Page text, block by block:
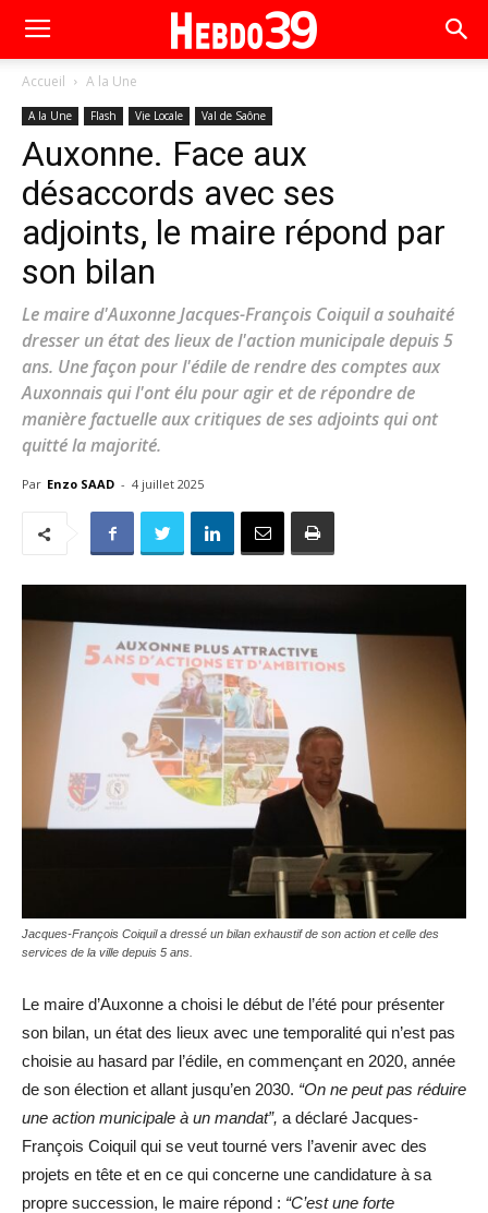
Accueil A la Une
A la Une Flash Vie Locale Val de Saône
Auxonne. Face aux
désaccords avec ses
adjoints, le maire répond par
son bilan
Le maire d'Auxonne Jacques-François Coiquil a souhaité
dresser un état des lieux de l'action municipale depuis 5
ans. Une façon pour l'édile de rendre des comptes aux
Auxonnais qui l'ont élu pour agir et de répondre de
manière factuelle aux critiques de ses adjoints qui ont
quitté la majorité.
Par Enzo SAAD - 4 juillet 2025
Jacques-François Coiquil a dressé un bilan exhaustif de son action et celle des
services de la ville depuis 5 ans.
Le maire d’Auxonne a choisi le début de l’été pour présenter
son bilan, un état des lieux avec une temporalité qui n’est pas
choisie au hasard par l’édile, en commençant en 2020, année
de son élection et allant jusqu’en 2030. “On ne peut pas réduire
une action municipale à un mandat”, a déclaré Jacques-
François Coiquil qui se veut tourné vers l’avenir avec des
projets en tête et en ce qui concerne une candidature à sa
propre succession, le maire répond : “C’est une forte